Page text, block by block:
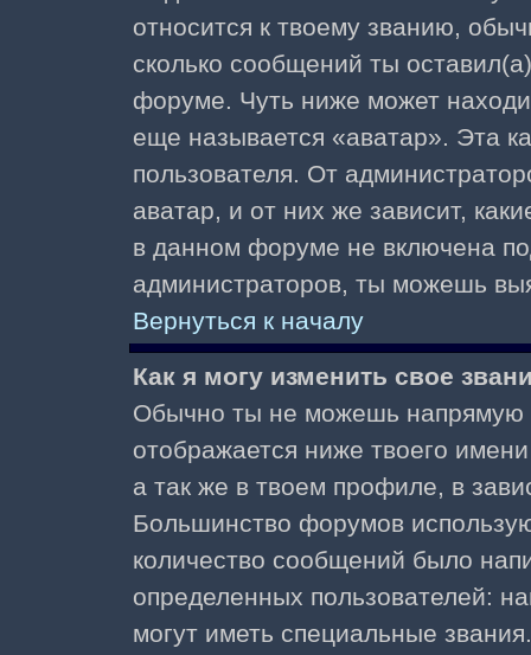
относится к твоему званию,
сколько сообщений ты
форуме. Чуть ниже может
еще называется «аватар». Эта
пользователя. От
аватар, и от них же зависит,
в данном форуме не включена
администраторов, ты можешь
Вернуться к началу
Как я могу изменить свое
Обычно ты не можешь напрямую
отображается ниже твоего
а так же в твоем профиле, в
Большинство форумов
количество сообщений было
определенных пользователей:
могут иметь специальные